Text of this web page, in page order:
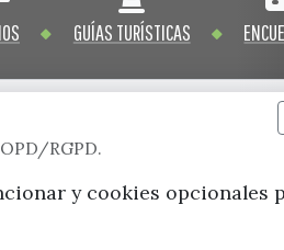
GUÍAS TURÍSTICAS
instagram
RGPD.
y cookies opcionales